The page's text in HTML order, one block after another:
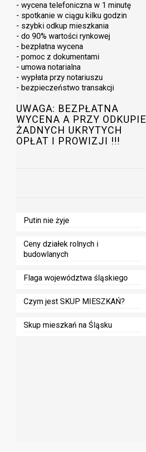
- wycena telefoniczna w 1 minutę
- spotkanie w ciągu kilku godzin
- szybki odkup mieszkania
- do 90% wartości rynkowej
- bezpłatna wycena
- pomoc z dokumentami
- umowa notarialna
- wypłata przy notariuszu
- bezpieczeństwo transakcji
UWAGA: BEZPŁATNA
WYCENA A PRZY ODKUPIE
ŻADNYCH UKRYTYCH
OPŁAT I PROWIZJI !!!
Putin nie żyje
Ceny działek rolnych i
budowlanych
Flaga województwa śląskiego
Czym jest SKUP MIESZKAŃ?
Skup mieszkań na Śląsku